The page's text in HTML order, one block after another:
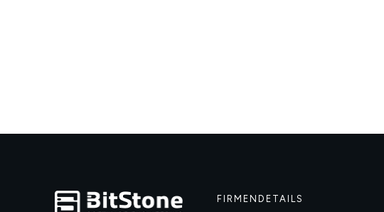
FIRMENDETAILS